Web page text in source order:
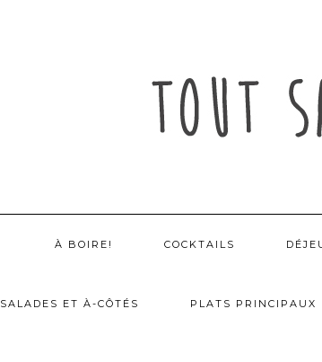
À BOIRE! COCKTAILS
SALADES ET À-CÔTÉS PLATS PRINCIPAUX